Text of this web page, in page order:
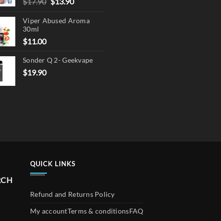
was:
is:
Viper Abused Aroma
30ml
$11.00
Sonder Q 2- Geekvape
$19.90
QUICK LINKS
Refund and Returns Policy
My accountTerms & conditionsFAQ